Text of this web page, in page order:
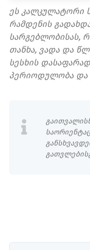
ეს კალკულატორი
რამდენის
სარგებლობისას,
თანხა, ვადა და
სესხის
პერიოდულობა და